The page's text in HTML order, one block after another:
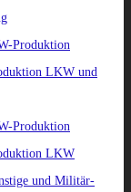
Produktion
LKW und
Produktion
LKW
und Militär-